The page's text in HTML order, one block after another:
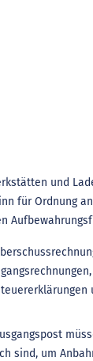
und
für Ordnung
um